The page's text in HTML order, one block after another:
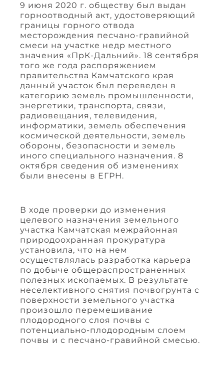
9 июня 2020 г. обществу был выдан
горноотводный акт, удостоверяющий
границы горного отвода
месторождения песчано-гравийной
смеси на участке недр местного
значения «ПрК-Дальний». 18 сентября
того же года распоряжением
правительства Камчатского края
данный участок был переведен в
категорию земель промышленности,
энергетики, транспорта, связи,
радиовещания, телевидения,
информатики, земель обеспечения
космической деятельности, земель
обороны, безопасности и земель
иного специального назначения. 8
октября сведения об изменениях
были внесены в ЕГРН.
В ходе проверки до изменения
целевого назначения земельного
участка Камчатская межрайонная
природоохранная прокуратура
установила, что на нем
осуществлялась разработка карьера
по добыче общераспространенных
полезных ископаемых. В результате
неселективного снятия почвогрунта с
поверхности земельного участка
произошло перемешивание
плодородного слоя почвы с
потенциально-плодородным слоем
почвы и с песчано-гравийной смесью.